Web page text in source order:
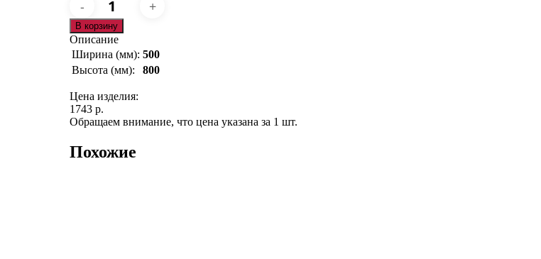
товара
рл9
В корзину
Описание
Ширина (мм): 500
Высота (мм):
800
Цена изделия:
1743 р.
Обращаем внимание, что цена указана за 1 шт.
Похожие